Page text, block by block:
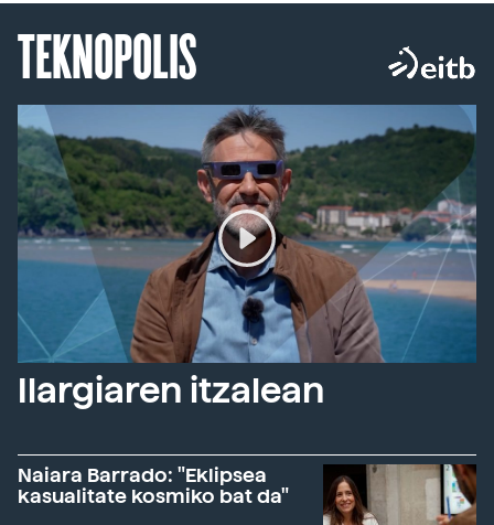
TEKNOPOLIS
Ilargiaren itzalean
Naiara Barrado: "Eklipsea
kasualitate kosmiko bat da"